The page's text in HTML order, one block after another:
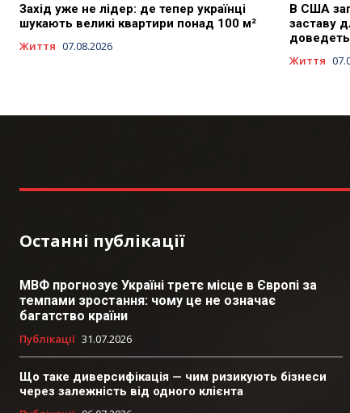
Захід уже не лідер: де тепер українці
шукають великі квартири понад 100 м²
Життя 07.08.2026
В США
заставу
Життя
Останні публікації
МВФ прогнозує Україні третє місце в Європі за
темпами зростання: чому це не означає
багатство країни
Публікації 31.07.2026
Що таке диверсифікація — чим ризикують бізнеси
через залежність від одного клієнта